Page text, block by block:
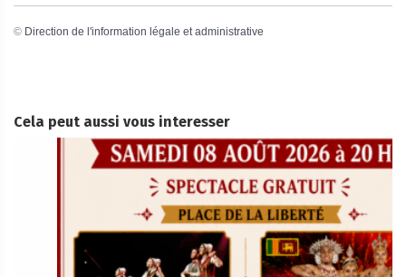
© Direction de l'information légale et administrative
Cela peut aussi vous interesser